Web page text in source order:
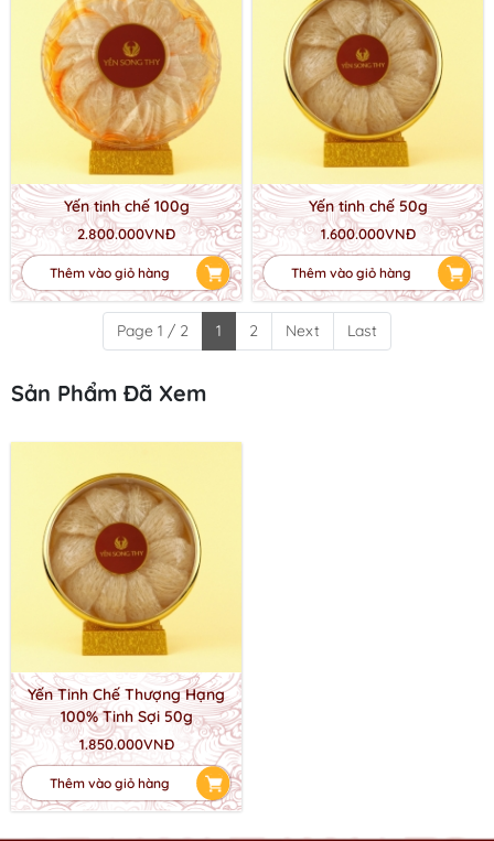
Yến tinh chế 100g
2.800.000VNĐ
Thêm vào giỏ hàng
Yến tinh chế 50g
1.600.000VNĐ
Thêm vào giỏ hàng
Page 1 / 2 1 2 Next Last
Sản Phẩm Đã Xem
Yến Tinh Chế Thượng Hạng
100% Tinh Sợi 50g
1.850.000VNĐ
Thêm vào giỏ hàng